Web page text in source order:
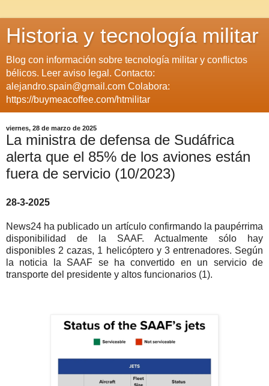
Historia y tecnología militar
Blog con información sobre tecnología militar y conflictos
bélicos. Leer aviso legal. Contacto:
alejandro.spain@gmail.com Colabora:
https://buymeacoffee.com/htmilitar
viernes, 28 de marzo de 2025
La ministra de defensa de Sudáfrica
alerta que el 85% de los aviones están
fuera de servicio (10/2023)
28-3-2025
News24 ha publicado un artículo confirmando la paupérrima
disponibilidad de la SAAF. Actualmente sólo hay
disponibles 2 cazas, 1 helicóptero y 3 entrenadores. Según
la noticia la SAAF se ha convertido en un servicio de
transporte del presidente y altos funcionarios (1).